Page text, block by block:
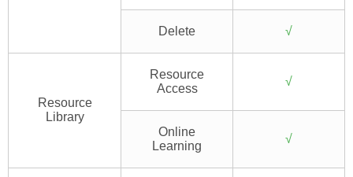
Delete √
Resource
Library
Resource
Access
√
Online
Learning
√